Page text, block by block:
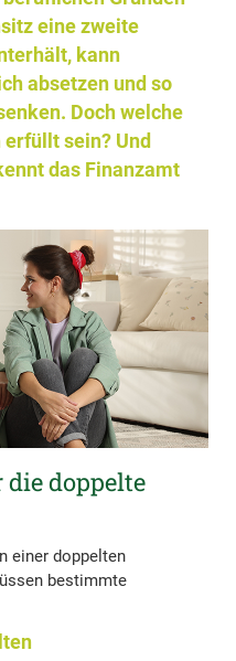
eine zweite
kann
absetzen und so
Doch welche
sein? Und
das Finanzamt
doppelte
einer doppelten
bestimmte